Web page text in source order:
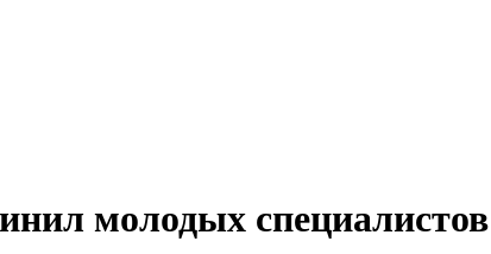
молодых